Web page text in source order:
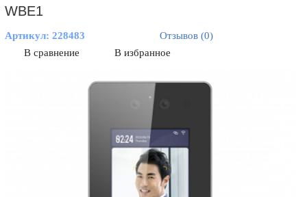
WBE1
Артикул:228483
Отзывов (0)
В сравнение
В избранное